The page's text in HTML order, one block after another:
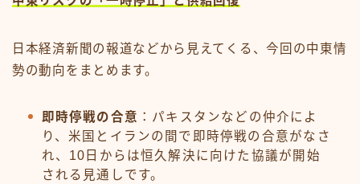
日本経済新聞の報道などから見えてくる、今回の中東情
勢の動向をまとめます。
即時停戦の合意 ：パキスタンなどの仲介によ
り、米国とイランの間で即時停戦の合意がなさ
れ、10日からは恒久解決に向けた協議が開始
される見通しです。